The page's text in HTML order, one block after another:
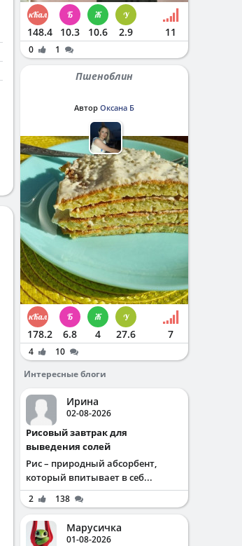
148.4 10.3 10.6 2.9 11
0 1
Пшеноблин
Автор Оксана Б
178.2 6.8 4 27.6 7
4
10
Интересные блоги
Ирина
02-08-2026
Рисовый завтрак для
выведения солей
Рис – природный абсорбент,
который впитывает в себ...
2 138
Марусичка
01-08-2026